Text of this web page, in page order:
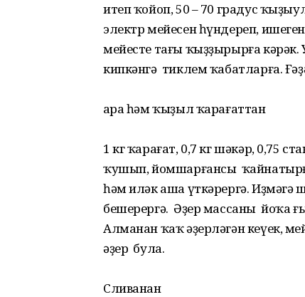
итеп ҡойоп, 50 – 70 градус
электр мейесен һүндереп,
мейесте тағы ҡыҙҙырырға
кипкәнгә тиклем ҡабатларға.
Ҡара һәм ҡыҙыл ҡарағаттан
1 кг ҡарағат, 0,7 кг шәкәр, 0,75
ҡушып, йомшар­ғансы
һәм иләк аша үткәрергә. Иҙмәгә
бешерергә. Әҙер массаны йоҡа
Алманан ҡаҡ әҙерләгән кеүек,
әҙер була.
Сливанан